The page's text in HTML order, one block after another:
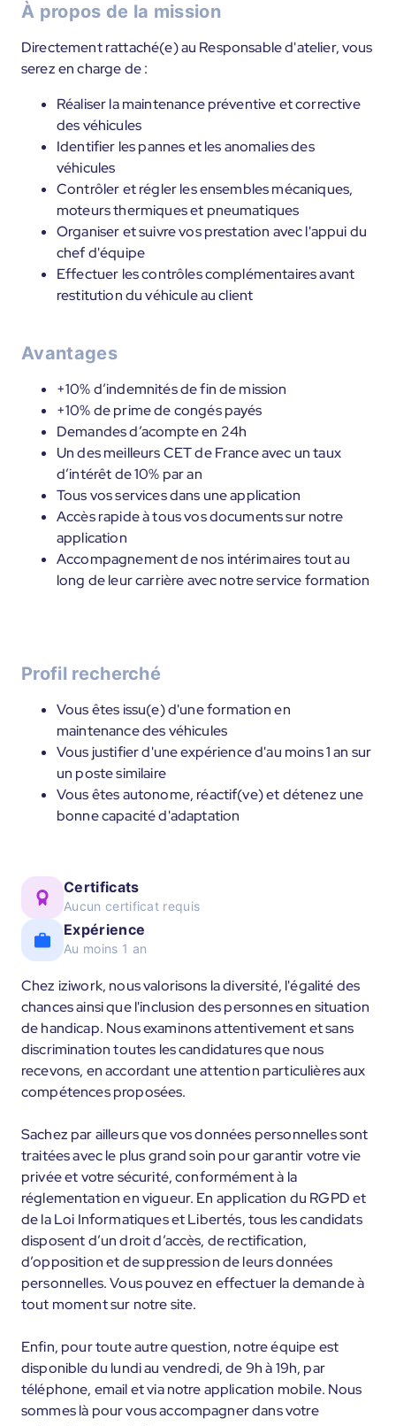
À propos de la mission
Directement rattaché(e) au Responsable d'atelier, vous
serez en charge de :
Réaliser la maintenance préventive et corrective
des véhicules
Identifier les pannes et les anomalies des
véhicules
Contrôler et régler les ensembles mécaniques,
moteurs thermiques et pneumatiques
Organiser et suivre vos prestation avec l'appui du
chef d'équipe
Effectuer les contrôles complémentaires avant
restitution du véhicule au client
Avantages
+10% d’indemnités de fin de mission
+10% de prime de congés payés
Demandes d’acompte en 24h
Un des meilleurs CET de France avec un taux
d’intérêt de 10% par an
Tous vos services dans une application
Accès rapide à tous vos documents sur notre
application
Accompagnement de nos intérimaires tout au
long de leur carrière avec notre service formation
Profil recherché
Vous êtes issu(e) d'une formation en
maintenance des véhicules
Vous justifier d'une expérience d'au moins 1 an sur
un poste similaire
Vous êtes autonome, réactif(ve) et détenez une
bonne capacité d'adaptation
Certificats
Aucun certificat requis
Expérience
Au moins 1 an
Chez iziwork, nous valorisons la diversité, l'égalité des
chances ainsi que l'inclusion des personnes en situation
de handicap. Nous examinons attentivement et sans
discrimination toutes les candidatures que nous
recevons, en accordant une attention particulières aux
compétences proposées.
Sachez par ailleurs que vos données personnelles sont
traitées avec le plus grand soin pour garantir votre vie
privée et votre sécurité, conformément à la
réglementation en vigueur. En application du RGPD et
de la Loi Informatiques et Libertés, tous les candidats
disposent d’un droit d’accès, de rectification,
d’opposition et de suppression de leurs données
personnelles. Vous pouvez en effectuer la demande à
tout moment sur notre site.
Enfin, pour toute autre question, notre équipe est
disponible du lundi au vendredi, de 9h à 19h, par
téléphone, email et via notre application mobile. Nous
sommes là pour vous accompagner dans votre